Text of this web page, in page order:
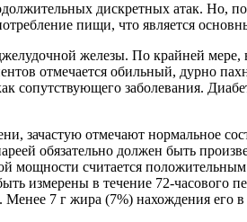
дискретных атак. Но, по
пищи, что является
железы. По крайней мере,
отмечается обильный, дурно
заболевания.
зачастую отмечают нормальное
обязательно должен быть
считается
измерены в течение 72-часового
7 г жира (7%) нахождения его